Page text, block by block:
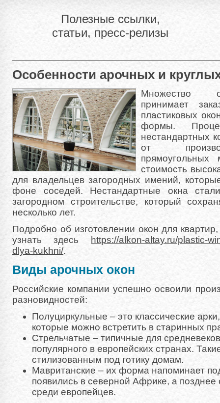
Полезные ссылки,
статьи, пресс-релизы
Особенности арочных и
Множество
принимает
пластиковых
формы.
нестандартных
от
стоимость
для владельцев загородных имений,
фоне соседей. Нестандартные окна
загородном строительстве, который
несколько лет.
Подробно об изготовлении окон для
узнать здесь
https://alkon-altay.ru/plastic-
dlya-kukhni/.
Виды арочных окон
Российские компании успешно освоили
разновидностей:
Полуциркульные – это классические
которые можно встретить в старинных
Стрельчатые – типичные для
популярного в европейских странах.
стилизованным под готику домам.
Мавританские – их форма напоминает
появились в северной Африке, а
среди европейцев.